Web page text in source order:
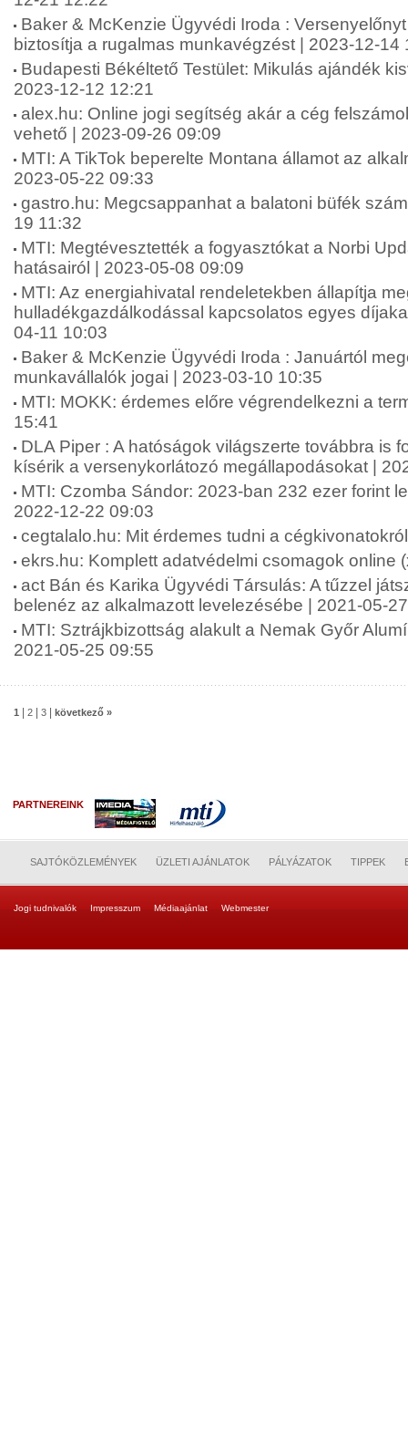
Baker & McKenzie Ügyvédi Iroda :
biztosítja a rugalmas munkavégzést | 2023-12-14
Budapesti Békéltető Testület: Mikulás ajándék
2023-12-12 12:21
alex.hu: Online jogi segítség akár a cég
vehető | 2023-09-26 09:09
MTI: A TikTok beperelte Montana államot az
2023-05-22 09:33
gastro.hu: Megcsappanhat a balatoni büfék
19 11:32
MTI: Megtévesztették a fogyasztókat a Norbi
hatásairól | 2023-05-08 09:09
MTI: Az energiahivatal rendeletekben állapítja
hulladékgazdálkodással kapcsolatos egyes
04-11 10:03
Baker & McKenzie Ügyvédi Iroda : Januártól
munkavállalók jogai | 2023-03-10 10:35
MTI: MOKK: érdemes előre végrendelkezni a
15:41
DLA Piper : A hatóságok világszerte továbbra is
kísérik a versenykorlátozó megállapodásokat |
MTI: Czomba Sándor: 2023-ban 232 ezer forint
2022-12-22 09:03
cegtalalo.hu: Mit érdemes tudni a
ekrs.hu: Komplett adatvédelmi csomagok online
act Bán és Karika Ügyvédi Társulás: A tűzzel
belenéz az alkalmazott levelezésébe | 2021-05-
MTI: Sztrájkbizottság alakult a Nemak Győr
2021-05-25 09:55
1 2 3 következő »
PARTNEREINK
SAJTÓKÖZLEMÉNYEK ÜZLETI AJÁNLATOK PÁLYÁZATOK TIPPEK
Jogi tudnivalók Impresszum Médiaajánlat Webmester